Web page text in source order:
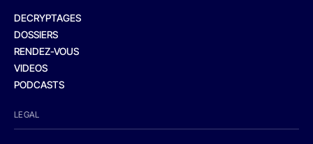
DECRYPTAGES
DOSSIERS
RENDEZ-VOUS
VIDEOS
PODCASTS
LEGAL